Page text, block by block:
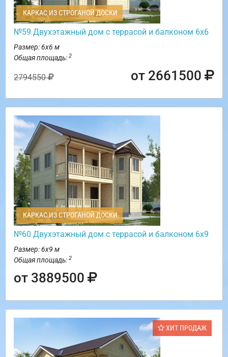
КАРКАС ИЗ СТРОГАНОЙ ДОСКИ
№59 Двухэтажный дом с террасой и балконом 6х6
Размер: 6х6 м
Общая площадь: 2
2794550 от 2661500
КАРКАС ИЗ СТРОГАНОЙ ДОСКИ
№60 Двухэтажный дом с террасой и балконом 6х9
Размер: 6х9 м
Общая площадь: 2
от 3889500
ХИТ ПРОДАЖ